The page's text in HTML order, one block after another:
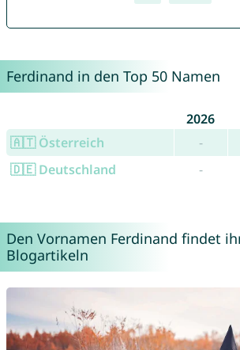
Ferdinand in den Top 50 Namen
2026
🇦🇹 Österreich
-
🇩🇪 Deutschland
-
Den Vornamen Ferdinand findet
Blogartikeln